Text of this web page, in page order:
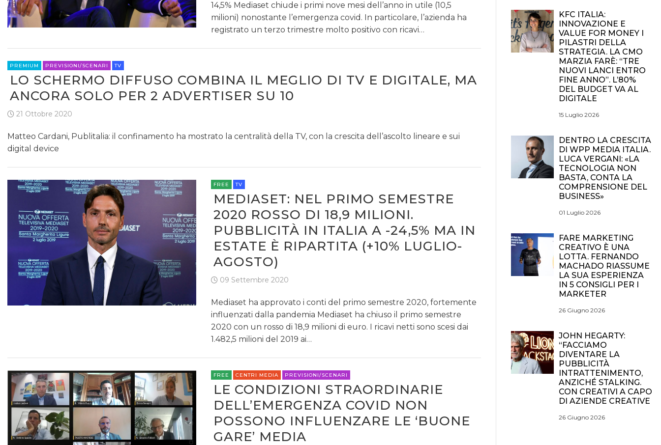
14,5% Mediaset chiude i primi nove mesi dell’anno in utile (10,5
milioni) nonostante l’emergenza covid. In particolare, l’azienda ha
registrato un terzo trimestre molto positivo con ricavi…
PREMIUM PREVISIONI/SCENARI TV
LO SCHERMO DIFFUSO COMBINA IL MEGLIO DI TV E DIGITALE, MA
ANCORA SOLO PER 2 ADVERTISER SU 10
21 Ottobre 2020
Matteo Cardani, Publitalia: il confinamento ha mostrato la centralità della TV, con la crescita dell’ascolto lineare e sui
digital device
FREE TV
MEDIASET: NEL PRIMO SEMESTRE
2020 ROSSO DI 18,9 MILIONI.
PUBBLICITÀ IN ITALIA A -24,5% MA IN
ESTATE È RIPARTITA (+10% LUGLIO-
AGOSTO)
09 Settembre 2020
Mediaset ha approvato i conti del primo semestre 2020, fortemente
influenzati dalla pandemia Mediaset ha chiuso il primo semestre
2020 con un rosso di 18,9 milioni di euro. I ricavi netti sono scesi dai
1.482,5 milioni del 2019 ai…
FREE CENTRI MEDIA PREVISIONI/SCENARI
LE CONDIZIONI STRAORDINARIE
DELL’EMERGENZA COVID NON
POSSONO INFLUENZARE LE ‘BUONE
GARE’ MEDIA
KFC ITALIA:
INNOVAZIONE E
VALUE FOR MONEY I
PILASTRI DELLA
STRATEGIA. LA CMO
MARZIA FARÈ: “TRE
NUOVI LANCI ENTRO
FINE ANNO”. L’80%
DEL BUDGET VA AL
DIGITALE
15 Luglio 2026
DENTRO LA CRESCITA
DI WPP MEDIA ITALIA.
LUCA VERGANI: «LA
TECNOLOGIA NON
BASTA, CONTA LA
COMPRENSIONE DEL
BUSINESS»
01 Luglio 2026
FARE MARKETING
CREATIVO È UNA
LOTTA. FERNANDO
MACHADO RIASSUME
LA SUA ESPERIENZA
IN 5 CONSIGLI PER I
MARKETER
26 Giugno 2026
JOHN HEGARTY:
“FACCIAMO
DIVENTARE LA
PUBBLICITÀ
INTRATTENIMENTO,
ANZICHÉ STALKING.
CON CREATIVI A CAPO
DI AZIENDE CREATIVE
26 Giugno 2026